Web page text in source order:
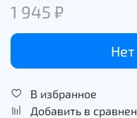
1 945 ₽
В избранное
Добавить в